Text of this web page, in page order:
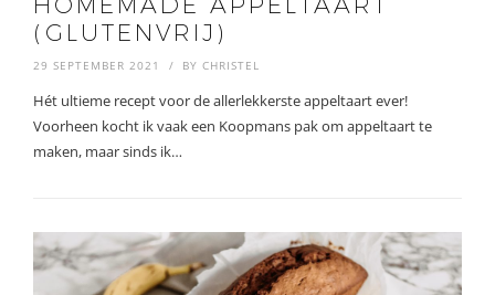
(GLUTENVRIJ)
29 SEPTEMBER 2021 BY CHRISTEL
Hét ultieme recept voor de allerlekkerste appeltaart ever!
Voorheen kocht ik vaak een Koopmans pak om appeltaart te
maken, maar sinds ik…